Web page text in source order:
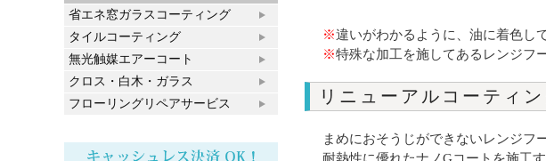
※違いがわかるように、油に着色し
※特殊な加工を施してあるレンジフ
リニューアルコーティ
まめにおそうじができないレンジフ
省エネ窓ガラスコーティング
タイルコーティング
無光触媒エアーコート
クロス・白木・ガラス
フローリングリペアサービス